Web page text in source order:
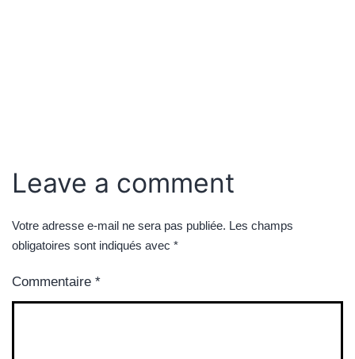
Leave a comment
Votre adresse e-mail ne sera pas publiée. Les champs
obligatoires sont indiqués avec *
Commentaire *